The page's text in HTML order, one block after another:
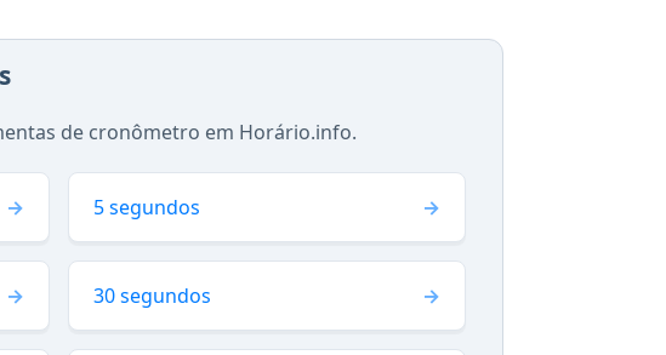
de cronômetro em Horário.info.
5 segundos
30 segundos